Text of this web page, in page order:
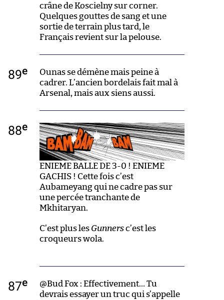
crâne de Koscielny sur corner.
Quelques gouttes de sang et une
sortie de terrain plus tard, le
Français revient sur la pelouse.
89e
Ounas se démène mais peine à
cadrer. L’ancien bordelais fait mal à
Arsenal, mais aux siens aussi.
88e
ENIEME BALLE DE 3-0 ! ENIEME
GACHIS ! Cette fois c’est
Aubameyang qui ne cadre pas sur
une percée tranchante de
Mkhitaryan.
C’est plus les Gunnersc’est les
croqueurs wola.
87e
@Bud Fox : Effectivement… Tu
devrais essayer un truc qui s’appelle